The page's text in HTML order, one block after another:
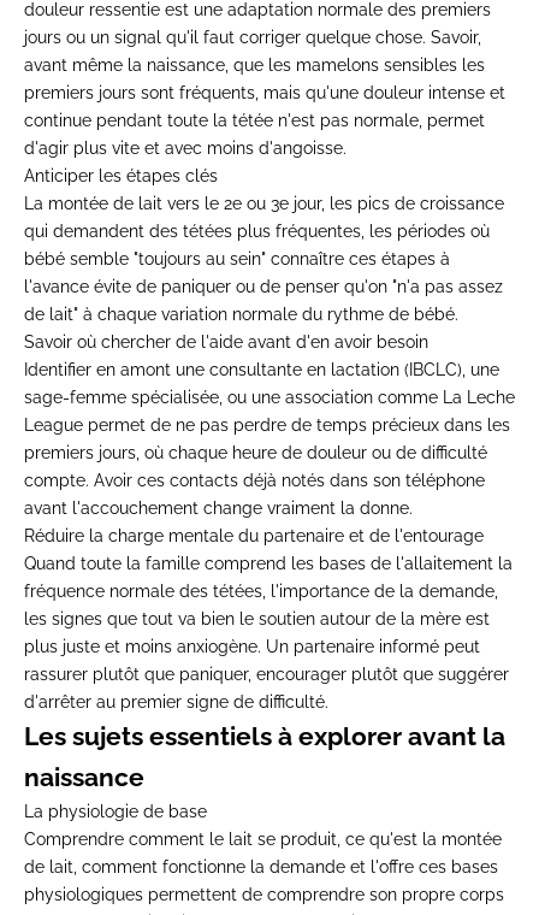
douleur ressentie est une adaptation normale des premiers
jours ou un signal qu'il faut corriger quelque chose. Savoir,
avant même la naissance, que les mamelons sensibles les
premiers jours sont fréquents, mais qu'une douleur intense et
continue pendant toute la tétée n'est pas normale, permet
d'agir plus vite et avec moins d'angoisse.
Anticiper les étapes clés
La montée de lait vers le 2e ou 3e jour, les pics de croissance
qui demandent des tétées plus fréquentes, les périodes où
bébé semble "toujours au sein" connaître ces étapes à
l'avance évite de paniquer ou de penser qu'on "n'a pas assez
de lait" à chaque variation normale du rythme de bébé.
Savoir où chercher de l'aide avant d'en avoir besoin
Identifier en amont une consultante en lactation (IBCLC), une
sage-femme spécialisée, ou une association comme La Leche
League permet de ne pas perdre de temps précieux dans les
premiers jours, où chaque heure de douleur ou de difficulté
compte. Avoir ces contacts déjà notés dans son téléphone
avant l'accouchement change vraiment la donne.
Réduire la charge mentale du partenaire et de l'entourage
Quand toute la famille comprend les bases de l'allaitement la
fréquence normale des tétées, l'importance de la demande,
les signes que tout va bien le soutien autour de la mère est
plus juste et moins anxiogène. Un partenaire informé peut
rassurer plutôt que paniquer, encourager plutôt que suggérer
d'arrêter au premier signe de difficulté.
Les sujets essentiels à explorer avant la
naissance
La physiologie de base
Comprendre comment le lait se produit, ce qu'est la montée
de lait, comment fonctionne la demande et l'offre ces bases
physiologiques permettent de comprendre son propre corps